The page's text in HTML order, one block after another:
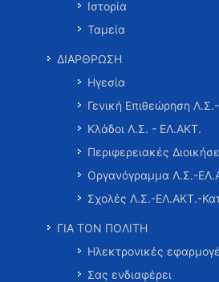
Ιστορία
Ταμεία
ΔΙΑΡΘΡΩΣΗ
Ηγεσία
Γενική Επιθεώρηση
Κλάδοι Λ.Σ. - ΕΛ.ΑΚΤ.
Περιφερειακές
Οργανόγραμμα Λ.Σ.-
Σχολές Λ.Σ.-ΕΛ.ΑΚΤ.-
ΓΙΑ ΤΟΝ ΠΟΛΙΤΗ
Ηλεκτρονικές
Σας ενδιαφέρει